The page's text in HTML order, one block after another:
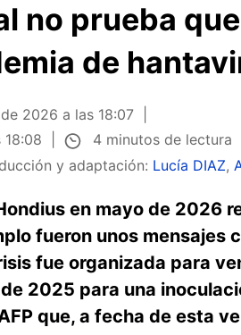
no prueba
de
2026 a las 18:07
4 minutos de lectura
y adaptación: Lucía DIAZ,
en mayo de 2026
fueron unos mensajes
fue organizada para
2025 para una
que, a fecha de esta